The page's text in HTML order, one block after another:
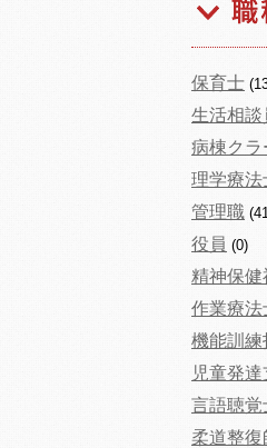
保育士
生活相談
病棟クラ
理学療法
管理職
役員 (0)
精神保健
作業療法
機能訓練
児童発
言語聴覚
柔道整復